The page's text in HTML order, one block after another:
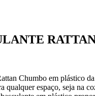
Chumbo em plástico
qualquer espaço, seja na